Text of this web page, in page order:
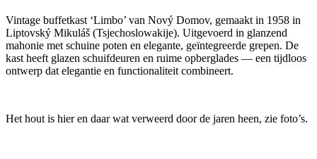
Vintage buffetkast ‘Limbo’ van Nový Domov, gemaakt in 1958 in
Liptovský Mikuláš (Tsjechoslowakije). Uitgevoerd in glanzend
mahonie met schuine poten en elegante, geïntegreerde grepen. De
kast heeft glazen schuifdeuren en ruime opberglades — een tijdloos
ontwerp dat elegantie en functionaliteit combineert.
Het hout is hier en daar wat verweerd door de jaren heen, zie foto’s.